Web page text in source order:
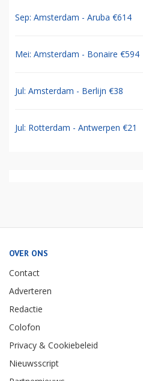
Sep: Amsterdam - Aruba €614
Mei: Amsterdam - Bonaire €594
Jul: Amsterdam - Berlijn €38
Jul: Rotterdam - Antwerpen €21
OVER ONS
Contact
Adverteren
Redactie
Colofon
Privacy & Cookiebeleid
Nieuwsscript